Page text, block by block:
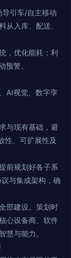
导引车/自主移动
从入库、配送、
，优化能耗；利
预警。
AI视觉、数字孪
与现有基础，避
性、可扩展性及
前规划好各子系
与集成架构，确
部建设。策划时
心设备商、软件
慧与能力。